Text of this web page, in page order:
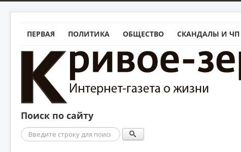
ПЕРВАЯ ПОЛИТИКА ОБЩЕСТВО СКАНДАЛЫ И ЧП
Поиск по сайту
Поиск